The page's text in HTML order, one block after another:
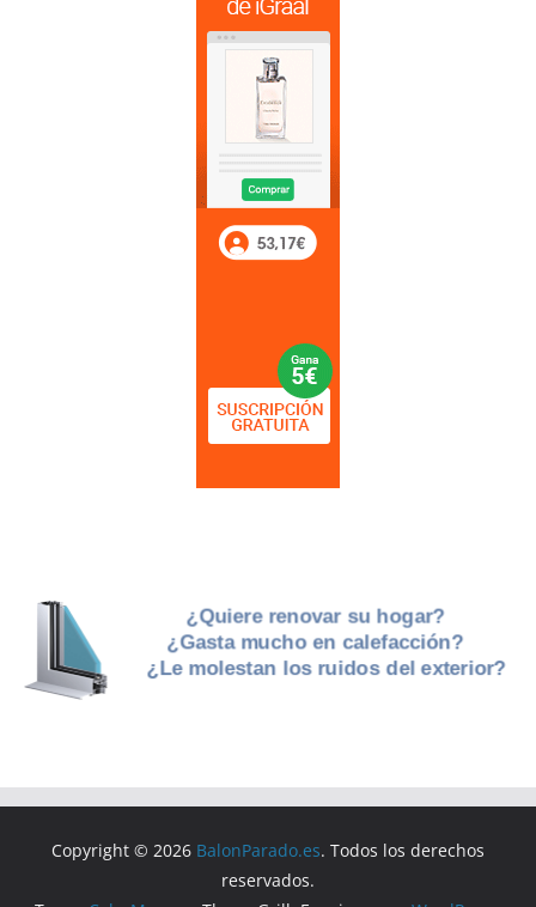
Copyright © 2026 BalonParado.es. Todos los derechos
reservados.